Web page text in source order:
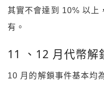
其實不會達到 10% 以上
有。
11 、12 月代幣解
10 月的解鎖事件基本均